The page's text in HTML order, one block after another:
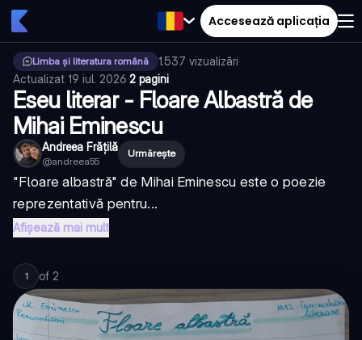
Accesează aplicația
Limba și literatura română 1.537 vizualizări·
Actualizat 19 iul. 2026·2 pagini
Eseu literar - Floare Albastră de
Mihai Eminescu
Andreea Frățilă
@andreea55
Urmărește
"Floare albastră" de Mihai Eminescu este o poezie
reprezentativă pentru...
Afișează mai mult
1 of 2